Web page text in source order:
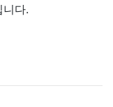
니다.